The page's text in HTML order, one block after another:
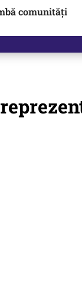
comunități